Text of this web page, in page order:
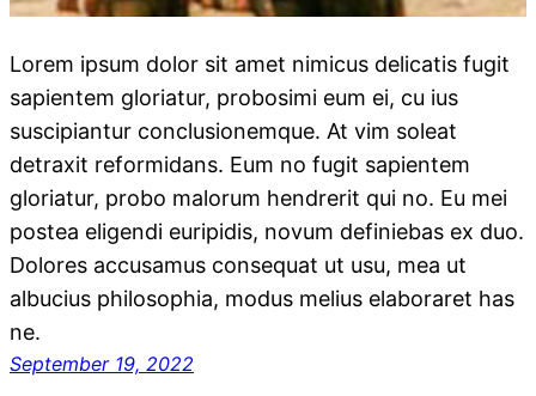
Lorem ipsum dolor sit amet nimicus delicatis fugit
sapientem gloriatur, probosimi eum ei, cu ius
suscipiantur conclusionemque. At vim soleat
detraxit reformidans. Eum no fugit sapientem
gloriatur, probo malorum hendrerit qui no. Eu mei
postea eligendi euripidis, novum definiebas ex duo.
Dolores accusamus consequat ut usu, mea ut
albucius philosophia, modus melius elaboraret has
ne.
September 19, 2022